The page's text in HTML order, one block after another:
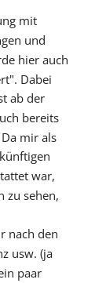
mit
und
hier auch
Dabei
ab der
bereits
mir als
war,
zu sehen,
nach den
usw. (ja
paar